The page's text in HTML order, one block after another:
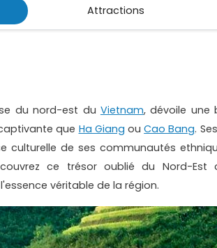
Attractions
du nord-est du Vietnam, dévoile une
que Ha Giang ouCao Bang.
culturelle de ses communautés
ce trésor oublié du Nord-Est
véritable de la région.